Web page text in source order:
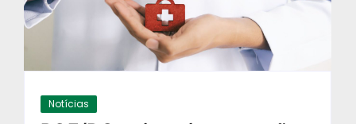
Notícias